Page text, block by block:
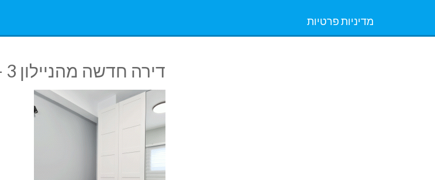
מדיניות פרטיות
דירה חדשה מהניילון 3 -ארון פאקס משולב מראה